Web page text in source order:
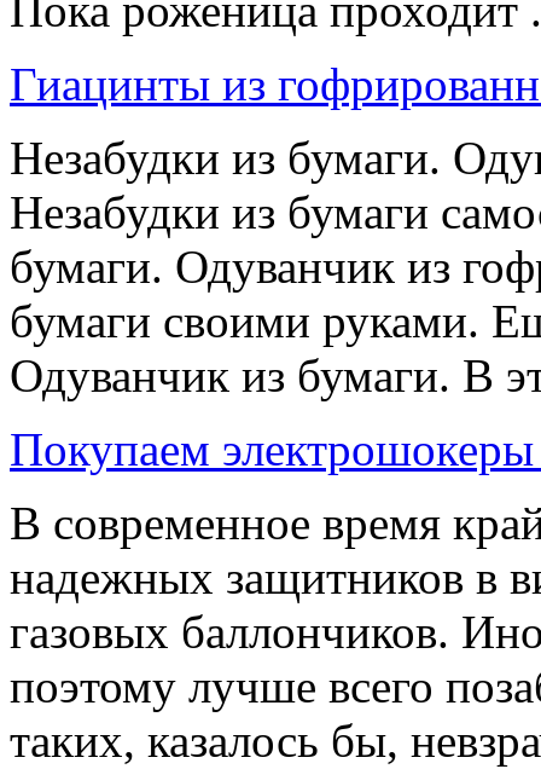
Пока роженица проходит
Гиацинты из
Незабудки из бумаги.
Незабудки из бумаги
бумаги. Одуванчик из
бумаги своими руками.
Одуванчик из бумаги. В
Покупаем
В современное время
надежных защитников в
газовых баллончиков.
поэтому лучше всего
таких, казалось бы,